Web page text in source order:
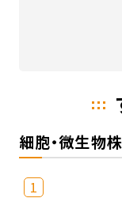
細胞・微生物株
1